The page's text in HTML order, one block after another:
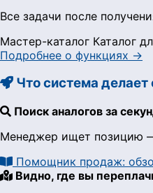
Все задачи после
Мастер-каталог Каталог
Подробнее о функциях →
Что система
Поиск аналогов за
Менеджер ищет позицию —
Помощник продаж:
Видно, где вы